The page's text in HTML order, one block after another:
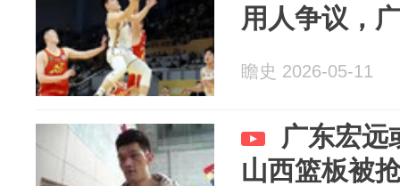
用人争议，
瞻史 2026-05-11
广东宏远
山西篮板被